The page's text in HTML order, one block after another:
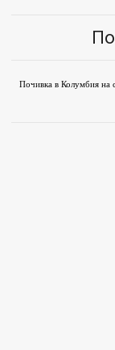
Почивка в Колумбия на